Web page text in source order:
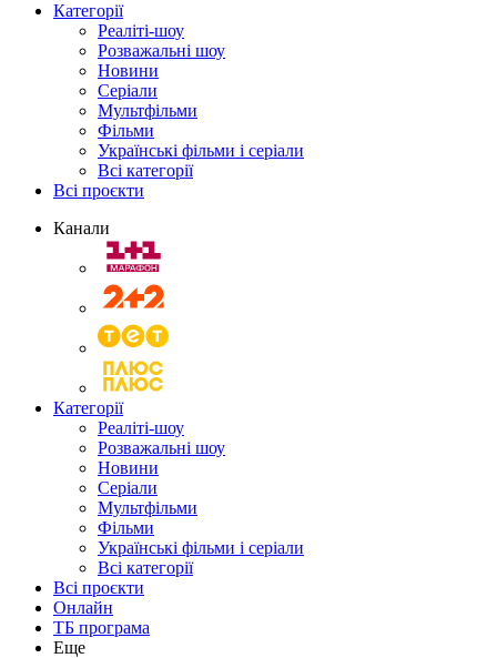
Категорії
Реаліті-шоу
Розважальні шоу
Новини
Серіали
Мультфільми
Фільми
Українські фільми і серіали
Всі категорії
Всі проєкти
Канали
Категорії
Реаліті-шоу
Розважальні шоу
Новини
Серіали
Мультфільми
Фільми
Українські фільми і серіали
Всі категорії
Всі проєкти
Онлайн
ТБ програма
Еще